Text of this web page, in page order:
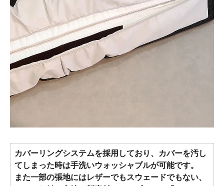
カバーリングシステムを採用しており、カバーを汚し
てしまった時は手洗いウォッシャブルが可能です。
また一部の張地にはレザーでもスウェードでもない、